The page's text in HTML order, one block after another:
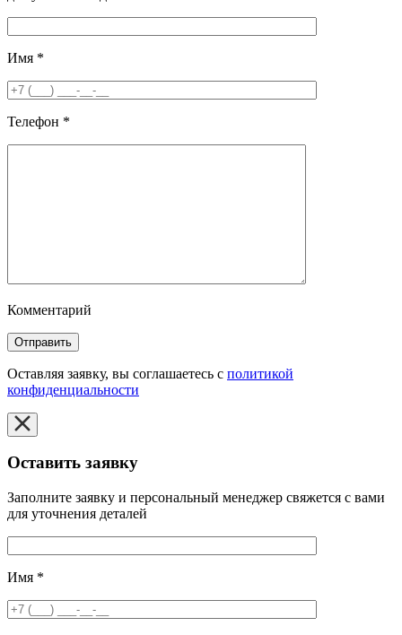
Имя *
Телефон *
Комментарий
Оставляя заявку, вы соглашаетесь с политикой
конфиденциальности
Оставить заявку
Заполните заявку и персональный менеджер свяжется с вами
для уточнения деталей
Имя *